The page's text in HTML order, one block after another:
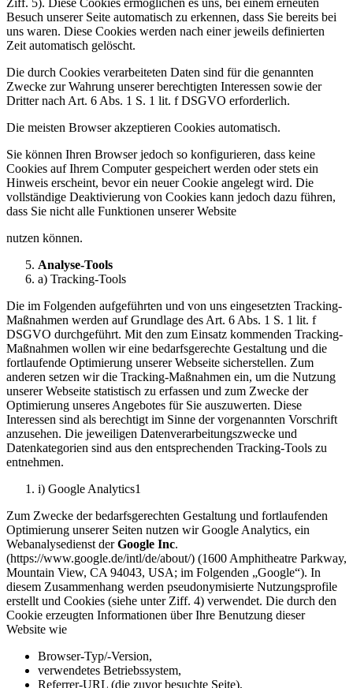
Besuch unserer Seite automatisch zu erkennen, dass Sie bereits bei
uns waren. Diese Cookies werden nach einer jeweils definierten
Zeit automatisch gelöscht.
Die durch Cookies verarbeiteten Daten sind für die genannten
Zwecke zur Wahrung unserer berechtigten Interessen sowie der
Dritter nach Art. 6 Abs. 1 S. 1 lit. f DSGVO erforderlich.
Die meisten Browser akzeptieren Cookies automatisch.
Sie können Ihren Browser jedoch so konfigurieren, dass keine
Cookies auf Ihrem Computer gespeichert werden oder stets ein
Hinweis erscheint, bevor ein neuer Cookie angelegt wird. Die
vollständige Deaktivierung von Cookies kann jedoch dazu führen,
dass Sie nicht alle Funktionen unserer Website
nutzen können.
Analyse-Tools
a) Tracking-Tools
Die im Folgenden aufgeführten und von uns eingesetzten Tracking-
Maßnahmen werden auf Grundlage des Art. 6 Abs. 1 S. 1 lit. f
DSGVO durchgeführt. Mit den zum Einsatz kommenden Tracking-
Maßnahmen wollen wir eine bedarfsgerechte Gestaltung und die
fortlaufende Optimierung unserer Webseite sicherstellen. Zum
anderen setzen wir die Tracking-Maßnahmen ein, um die Nutzung
unserer Webseite statistisch zu erfassen und zum Zwecke der
Optimierung unseres Angebotes für Sie auszuwerten. Diese
Interessen sind als berechtigt im Sinne der vorgenannten Vorschrift
anzusehen. Die jeweiligen Datenverarbeitungszwecke und
Datenkategorien sind aus den entsprechenden Tracking-Tools zu
entnehmen.
i) Google Analytics1
Zum Zwecke der bedarfsgerechten Gestaltung und fortlaufenden
Optimierung unserer Seiten nutzen wir Google Analytics, ein
Webanalysedienst derGoogle Inc.
(https://www.google.de/intl/de/about/) (1600 Amphitheatre Parkway,
Mountain View, CA 94043, USA; im Folgenden „Google“). In
diesem Zusammenhang werden pseudonymisierte Nutzungsprofile
erstellt und Cookies (siehe unter Ziff. 4) verwendet. Die durch den
Cookie erzeugten Informationen über Ihre Benutzung dieser
Website wie
Browser-Typ/-Version,
verwendetes Betriebssystem,
Referrer-URL (die zuvor besuchte Seite),